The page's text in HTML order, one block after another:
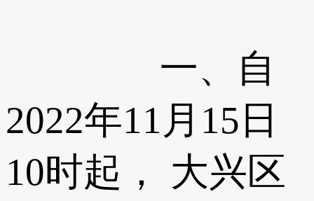
一、自
2022年11月15日
10时起， 大兴区